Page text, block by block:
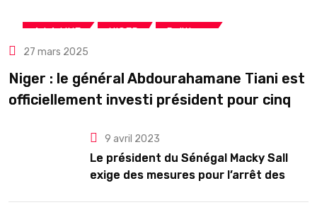
A LA UNE NIGER Politique
27 mars 2025
Niger : le général Abdourahamane Tiani est
officiellement investi président pour cinq
9 avril 2023
Le président du Sénégal Macky Sall
exige des mesures pour l’arrêt des